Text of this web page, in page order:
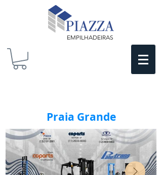
EMPILHADEIRAS
Praia Grande